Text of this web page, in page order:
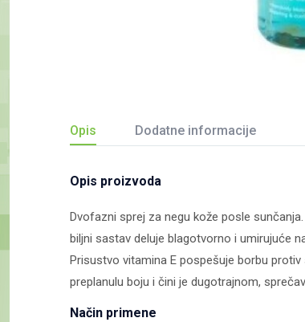
Opis Dodatne informacije
Opis proizvoda
Dvofazni sprej za negu kože posle
biljni sastav deluje blagotvorno i umirujuće
Prisustvo vitamina E pospešuje borbu
preplanulu boju i čini je dugotrajnom,
Način primene